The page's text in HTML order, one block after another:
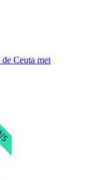
Ceuta met